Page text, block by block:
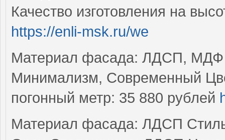
Качество изготовления на
https://enli-msk.ru/we
Материал фасада: ЛДСП, МДФ
Минимализм, Современный
погонный метр: 35 880 рублей
Материал фасада: ЛДСП